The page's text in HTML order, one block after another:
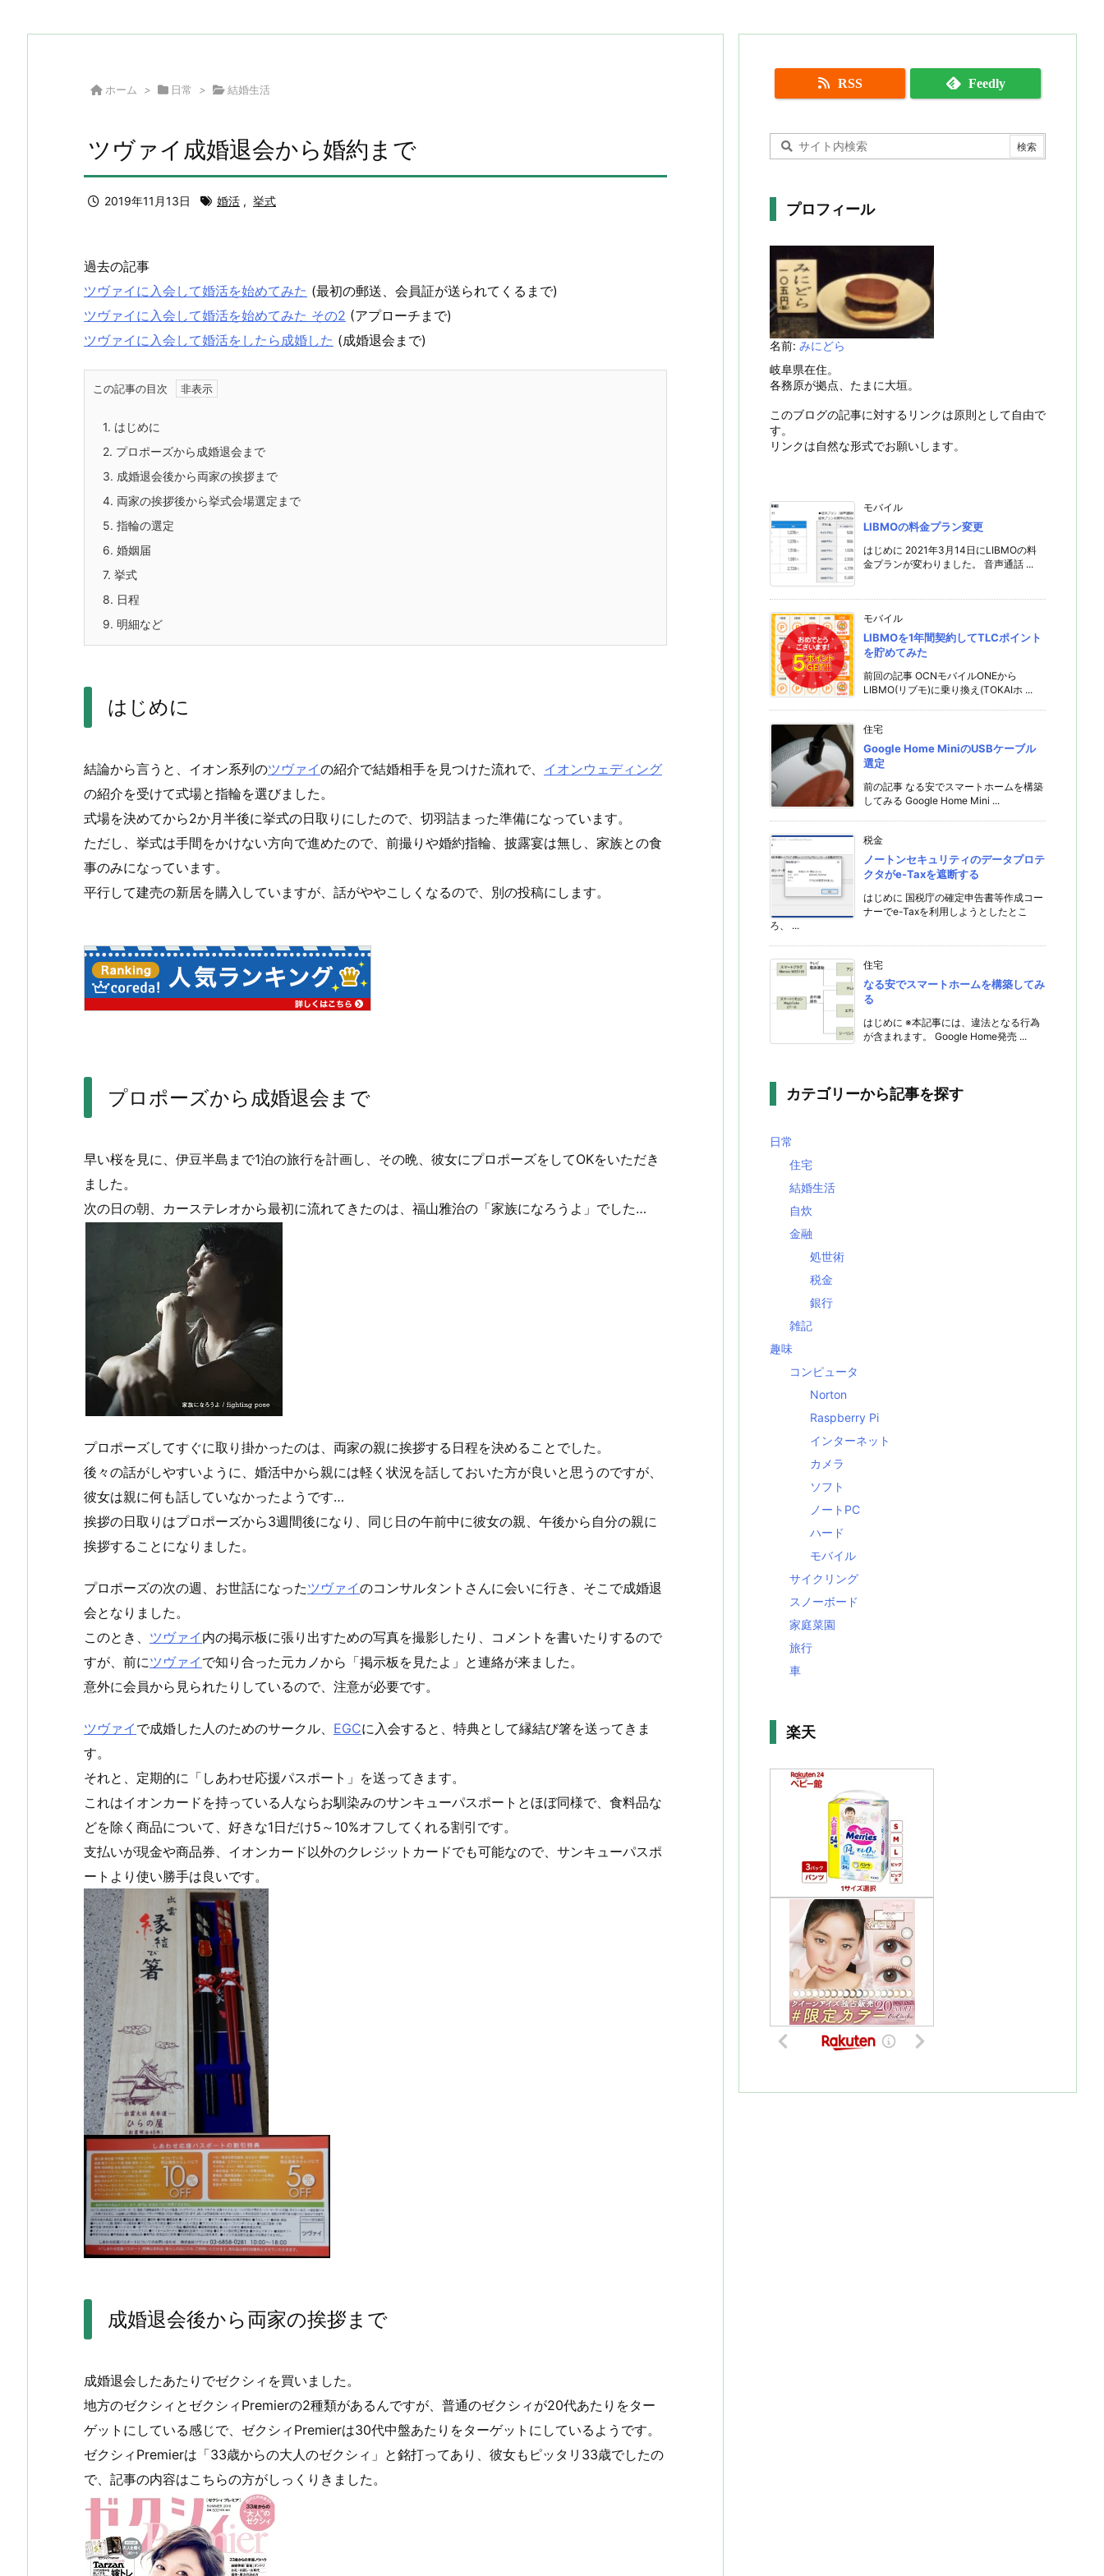
ホーム > 日常 > 結婚生活
ツヴァイ成婚退会から婚約まで
2019年11月13日 婚活 , 挙式
過去の記事
ツヴァイに入会して婚活を始めてみた (最初の郵送、会員証が送られてくるまで)
ツヴァイに入会して婚活を始めてみた その2 (アプローチまで)
ツヴァイに入会して婚活をしたら成婚した (成婚退会まで)
この記事の目次
1. はじめに
2. プロポーズから成婚退会まで
3. 成婚退会後から両家の挨拶まで
4. 両家の挨拶後から挙式会場選定まで
5. 指輪の選定
6. 婚姻届
7. 挙式
8. 日程
9. 明細など
はじめに
結論から言うと、イオン系列のツヴァイの紹介で結婚相手を見つけた流れで、 イオンウェディング
の紹介を受けて式場と指輪を選びました。
式場を決めてから2か月半後に挙式の日取りにしたので、切羽詰まった準備になっています。
ただし、挙式は手間をかけない方向で進めたので、前撮りや婚約指輪、披露宴は無し、家族との食
事のみになっています。
平行して建売の新居を購入していますが、話がややこしくなるので、別の投稿にします。
プロポーズから成婚退会まで
早い桜を見に、伊豆半島まで1泊の旅行を計画し、その晩、彼女にプロポーズをしてOKをいただき
ました。
次の日の朝、カーステレオから最初に流れてきたのは、福山雅治の「家族になろうよ」でした…
プロポーズしてすぐに取り掛かったのは、両家の親に挨拶する日程を決めることでした。
後々の話がしやすいように、婚活中から親には軽く状況を話しておいた方が良いと思うのですが、
彼女は親に何も話していなかったようです…
挨拶の日取りはプロポーズから3週間後になり、同じ日の午前中に彼女の親、午後から自分の親に
挨拶することになりました。
プロポーズの次の週、お世話になったツヴァイのコンサルタントさんに会いに行き、そこで成婚退
会となりました。
このとき、 ツヴァイ 内の掲示板に張り出すための写真を撮影したり、コメントを書いたりするので
すが、前にツヴァイ で知り合った元カノから「掲示板を見たよ」と連絡が来ました。
意外に会員から見られたりしているので、注意が必要です。
ツヴァイ で成婚した人のためのサークル、 EGCに入会すると、特典として縁結び箸を送ってきま
す。
それと、定期的に「しあわせ応援パスポート」を送ってきます。
これはイオンカードを持っている人ならお馴染みのサンキューパスポートとほぼ同様で、食料品な
どを除く商品について、好きな1日だけ5～10%オフしてくれる割引です。
支払いが現金や商品券、イオンカード以外のクレジットカードでも可能なので、サンキューパスポ
ートより使い勝手は良いです。
成婚退会後から両家の挨拶まで
成婚退会したあたりでゼクシィを買いました。
地方のゼクシィとゼクシィPremierの2種類があるんですが、普通のゼクシィが20代あたりをター
ゲットにしている感じで、ゼクシィPremierは30代中盤あたりをターゲットにしているようです。
ゼクシィPremierは「33歳からの大人のゼクシィ」と銘打ってあり、彼女もピッタリ33歳でしたの
で、記事の内容はこちらの方がしっくりきました。
RSS Feedly
プロフィール
名前: みにどら
岐阜県在住。
各務原が拠点、たまに大垣。
このブログの記事に対するリンクは原則として自由で
す。
リンクは自然な形式でお願いします。
モバイル
LIBMOの料金プラン変更
はじめに 2021年3月14日にLIBMOの料
金プランが変わりました。 音声通話 ...
モバイル
LIBMOを1年間契約してTLCポイント
を貯めてみた
前回の記事 OCNモバイルONEから
LIBMO(リブモ)に乗り換え(TOKAIホ ...
住宅
Google Home MiniのUSBケーブル
選定
前の記事 なる安でスマートホームを構築
してみる Google Home Mini ...
税金
ノートンセキュリティのデータプロテ
クタがe-Taxを遮断する
はじめに 国税庁の確定申告書等作成コー
ナーでe-Taxを利用しようとしたとこ
ろ、 ...
住宅
なる安でスマートホームを構築してみ
る
はじめに ※本記事には、違法となる行為
が含まれます。 Google Home発売 ...
カテゴリーから記事を探す
日常
住宅
結婚生活
自炊
金融
処世術
税金
銀行
雑記
趣味
コンピュータ
Norton
Raspberry Pi
インターネット
カメラ
ソフト
ノートPC
ハード
モバイル
サイクリング
スノーボード
家庭菜園
旅行
車
楽天